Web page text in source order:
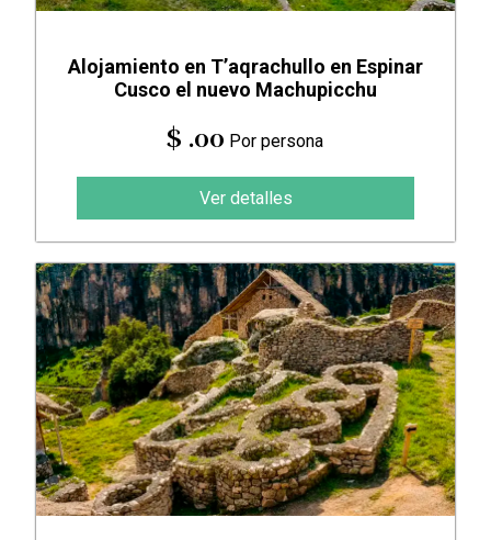
Alojamiento en T’aqrachullo en Espinar
Cusco el nuevo Machupicchu
$ .00 Por persona
Ver detalles